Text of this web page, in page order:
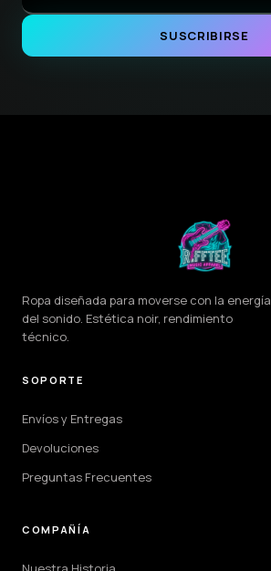
SUSCRIBIRSE
Ropa diseñada para moverse con la energía
del sonido. Estética noir, rendimiento
técnico.
SOPORTE
Envíos y Entregas
Devoluciones
Preguntas Frecuentes
COMPAÑÍA